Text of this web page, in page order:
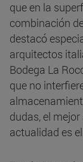
que en la
combinación
destacó
arquitectos
Bodega La
que no
dudas, el
actualidad es